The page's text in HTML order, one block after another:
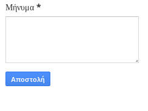
Μήνυμα *